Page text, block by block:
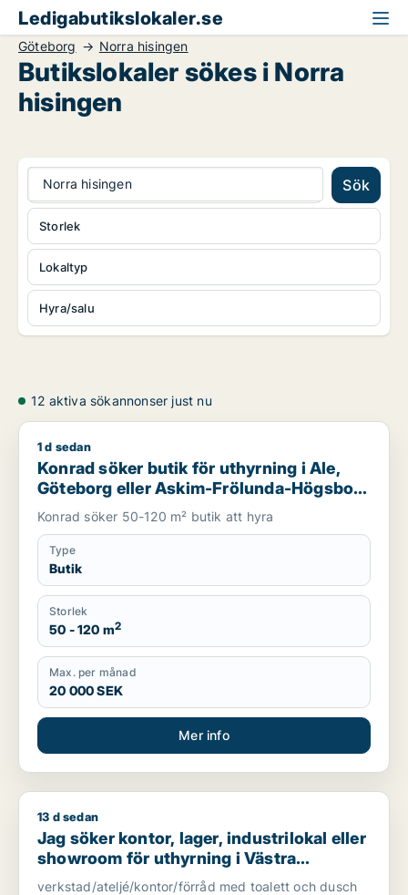
Ledigabutikslokaler.se
Göteborg Norra hisingen
Butikslokaler sökes i Norra
hisingen
Norra hisingen Sök
Lokaltyp
Hyra/salu
Storlek
12 aktiva sökannonser just nu
Konrad söker butik för uthyrning i Ale, Göteborg eller
1 d sedan
Konrad söker butik för uthyrning i Ale,
Göteborg eller Askim-Frölunda-Högsbo
m.fl.
Konrad söker 50-120 m² butik att hyra
Type
Butik
Storlek
50 - 120 m2
Max. per månad
20 000 SEK
Mer info
Jag söker kontor, lager, industrilokal eller showroom för
13 d sedan
Jag söker kontor, lager, industrilokal eller
showroom för uthyrning i Västra
Götaland
verkstad/ateljé/kontor/förråd med toalett och dusch